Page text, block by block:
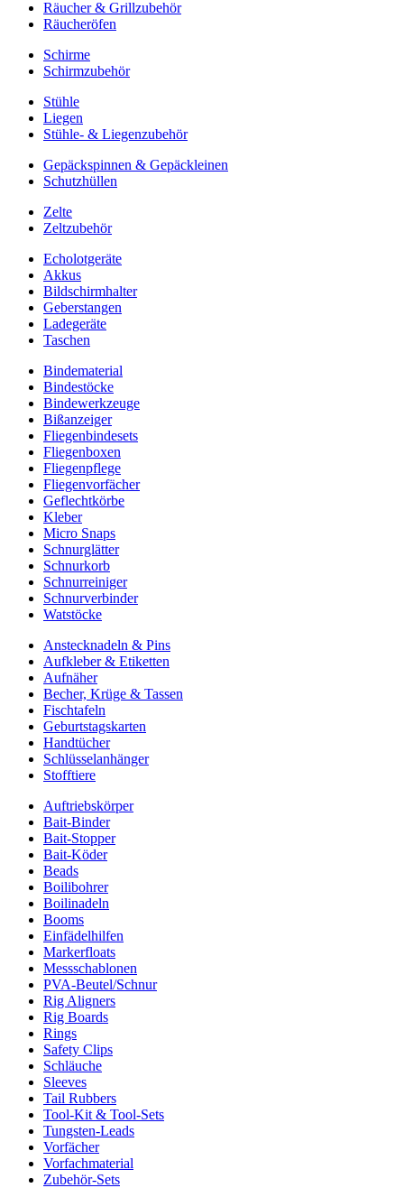
Räucher & Grillzubehör
Räucheröfen
Schirme
Schirmzubehör
Stühle
Liegen
Stühle- & Liegenzubehör
Gepäckspinnen & Gepäckleinen
Schutzhüllen
Zelte
Zeltzubehör
Echolotgeräte
Akkus
Bildschirmhalter
Geberstangen
Ladegeräte
Taschen
Bindematerial
Bindestöcke
Bindewerkzeuge
Bißanzeiger
Fliegenbindesets
Fliegenboxen
Fliegenpflege
Fliegenvorfächer
Geflechtkörbe
Kleber
Micro Snaps
Schnurglätter
Schnurkorb
Schnurreiniger
Schnurverbinder
Watstöcke
Anstecknadeln & Pins
Aufkleber & Etiketten
Aufnäher
Becher, Krüge & Tassen
Fischtafeln
Geburtstagskarten
Handtücher
Schlüsselanhänger
Stofftiere
Auftriebskörper
Bait-Binder
Bait-Stopper
Bait-Köder
Beads
Boilibohrer
Boilinadeln
Booms
Einfädelhilfen
Markerfloats
Messschablonen
PVA-Beutel/Schnur
Rig Aligners
Rig Boards
Rings
Safety Clips
Schläuche
Sleeves
Tail Rubbers
Tool-Kit & Tool-Sets
Tungsten-Leads
Vorfächer
Vorfachmaterial
Zubehör-Sets